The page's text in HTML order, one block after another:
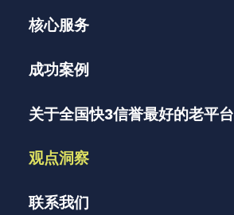
核心服务
成功案例
关于全国快3信誉最好的老平台
观点洞察
联系我们